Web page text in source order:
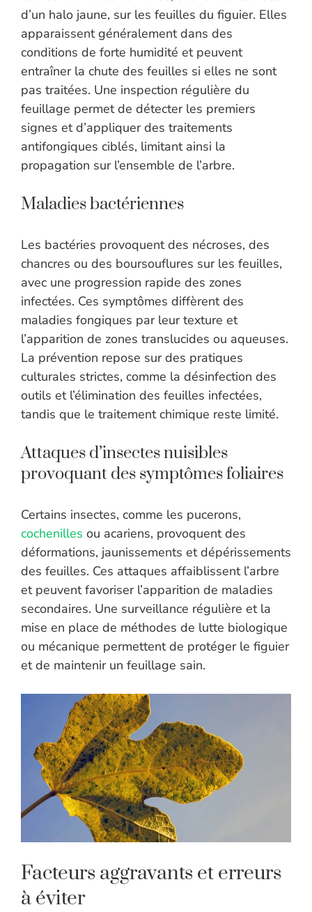
d’un halo jaune, sur les feuilles du figuier. Elles
apparaissent généralement dans des
conditions de forte humidité et peuvent
entraîner la chute des feuilles si elles ne sont
pas traitées. Une inspection régulière du
feuillage permet de détecter les premiers
signes et d’appliquer des traitements
antifongiques ciblés, limitant ainsi la
propagation sur l’ensemble de l’arbre.
Maladies bactériennes
Les bactéries provoquent des nécroses, des
chancres ou des boursouflures sur les feuilles,
avec une progression rapide des zones
infectées. Ces symptômes diffèrent des
maladies fongiques par leur texture et
l’apparition de zones translucides ou aqueuses.
La prévention repose sur des pratiques
culturales strictes, comme la désinfection des
outils et l’élimination des feuilles infectées,
tandis que le traitement chimique reste limité.
Attaques d’insectes nuisibles
provoquant des symptômes foliaires
Certains insectes, comme les pucerons,
cochenilles ou acariens, provoquent des
déformations, jaunissements et dépérissements
des feuilles. Ces attaques affaiblissent l’arbre
et peuvent favoriser l’apparition de maladies
secondaires. Une surveillance régulière et la
mise en place de méthodes de lutte biologique
ou mécanique permettent de protéger le figuier
et de maintenir un feuillage sain.
Facteurs aggravants et erreurs
à éviter